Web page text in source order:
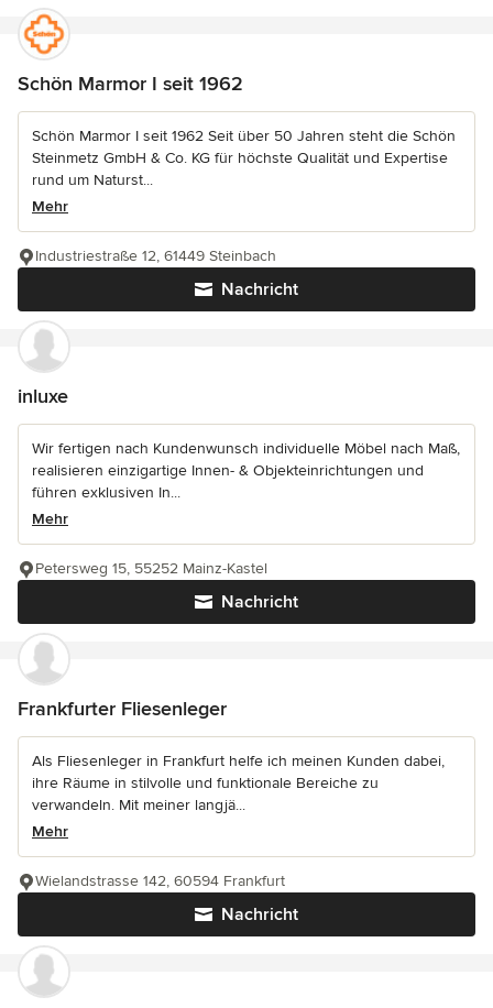
Schön Marmor I seit 1962
Schön Marmor I seit 1962 Seit über 50 Jahren steht die Schön
Steinmetz GmbH & Co. KG für höchste Qualität und Expertise
rund um Naturst...
Mehr
Nachricht
Industriestraße 12, 61449 Steinbach
inluxe
Wir fertigen nach Kundenwunsch individuelle Möbel nach Maß,
realisieren einzigartige Innen- & Objekteinrichtungen und
führen exklusiven In...
Mehr
Nachricht
Petersweg 15, 55252 Mainz-Kastel
Frankfurter Fliesenleger
Als Fliesenleger in Frankfurt helfe ich meinen Kunden dabei,
ihre Räume in stilvolle und funktionale Bereiche zu
verwandeln. Mit meiner langjä...
Mehr
Nachricht
Wielandstrasse 142, 60594 Frankfurt